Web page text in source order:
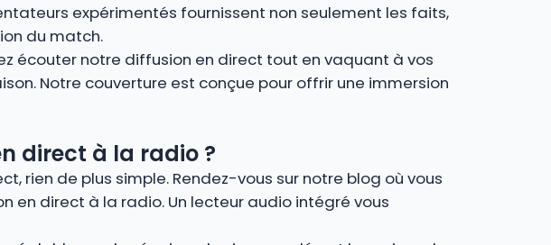
expérimentés fournissent non seulement les faits,
du match.
écouter notre diffusion en direct tout en vaquant à vos
Notre couverture est conçue pour offrir une immersion
direct à la radio ?
rien de plus simple. Rendez-vous sur notre blog où vous
en direct à la radio. Un lecteur audio intégré vous